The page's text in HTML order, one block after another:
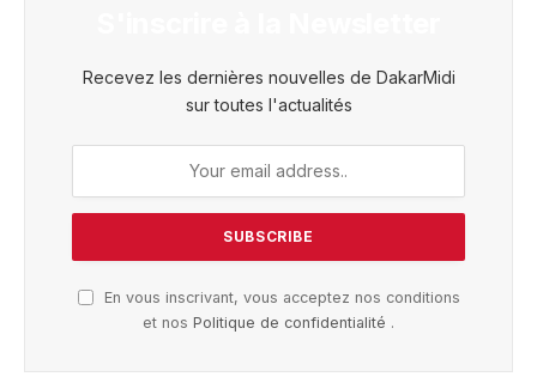
Recevez les dernières nouvelles de DakarMidi
sur toutes l'actualités
En vous inscrivant, vous acceptez nos conditions
et nos Politique de confidentialité .